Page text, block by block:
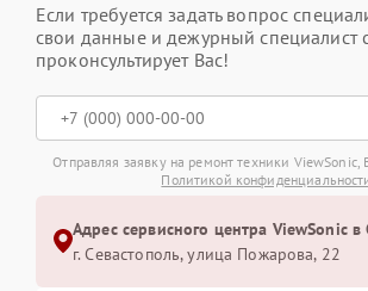
Если требуется задать вопрос
свои данные и дежурный специалист
проконсультирует Вас!
Отправляя заявку на ремонт техники ViewSonic,
Политикой
Адрес сервисного центра ViewSonic в
г. Севастополь, улица Пожарова, 22